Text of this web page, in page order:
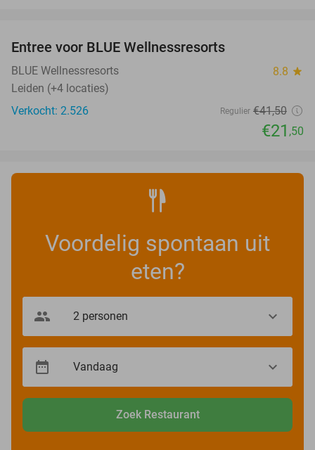
Entree voor BLUE Wellnessresorts
BLUE Wellnessresorts 8.8 star
Leiden (+4 locaties)
Verkocht: 2.526
Regulier €41,50
€21 ,50
Voordelig spontaan uit
eten?
Zoek Restaurant